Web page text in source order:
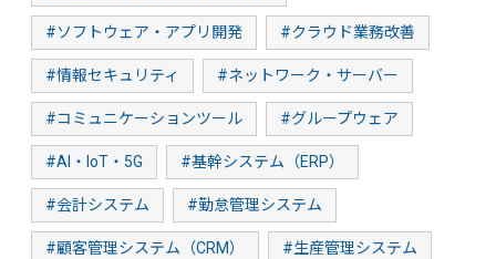
#ソフトウェア・アプリ開発 #クラウド業務改善
#情報セキュリティ #ネットワーク・サーバー
#コミュニケーションツール #グループウェア
#AI・IoT・5G #基幹システム（ERP）
#会計システム #勤怠管理システム
#顧客管理システム（CRM） #生産管理システム